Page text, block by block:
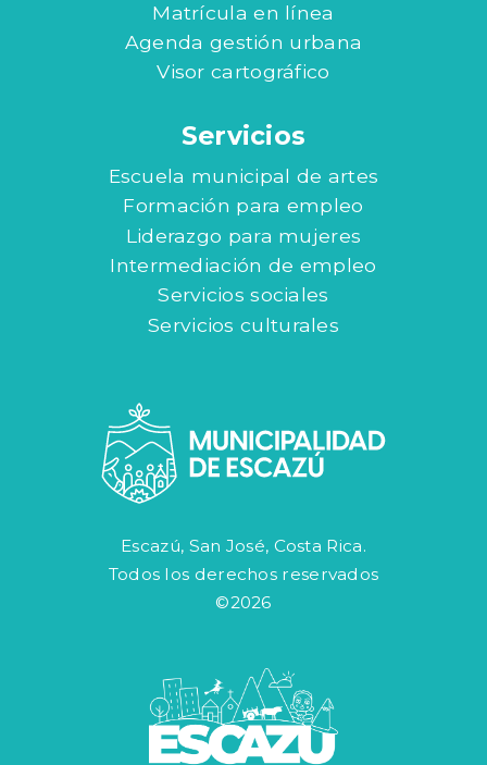
Matrícula en línea
Agenda gestión urbana
Visor cartográfico
Servicios
Escuela municipal de artes
Formación para empleo
Liderazgo para mujeres
Intermediación de empleo
Servicios sociales
Servicios culturales
Escazú, San José, Costa Rica.
Todos los derechos reservados
©2026